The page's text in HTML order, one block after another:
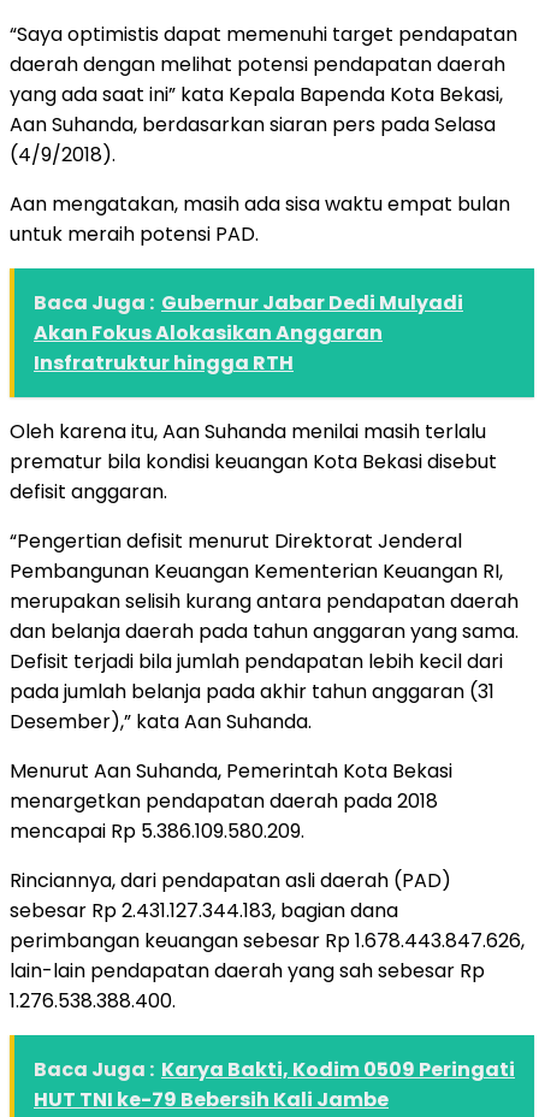
“Saya optimistis dapat memenuhi target pendapatan
daerah dengan melihat potensi pendapatan daerah
yang ada saat ini” kata Kepala Bapenda Kota Bekasi,
Aan Suhanda, berdasarkan siaran pers pada Selasa
(4/9/2018).
Aan mengatakan, masih ada sisa waktu empat bulan
untuk meraih potensi PAD.
Baca Juga : Gubernur Jabar Dedi Mulyadi
Akan Fokus Alokasikan Anggaran
Insfratruktur hingga RTH
Oleh karena itu, Aan Suhanda menilai masih terlalu
prematur bila kondisi keuangan Kota Bekasi disebut
defisit anggaran.
“Pengertian defisit menurut Direktorat Jenderal
Pembangunan Keuangan Kementerian Keuangan RI,
merupakan selisih kurang antara pendapatan daerah
dan belanja daerah pada tahun anggaran yang sama.
Defisit terjadi bila jumlah pendapatan lebih kecil dari
pada jumlah belanja pada akhir tahun anggaran (31
Desember),” kata Aan Suhanda.
Menurut Aan Suhanda, Pemerintah Kota Bekasi
menargetkan pendapatan daerah pada 2018
mencapai Rp 5.386.109.580.209.
Rinciannya, dari pendapatan asli daerah (PAD)
sebesar Rp 2.431.127.344.183, bagian dana
perimbangan keuangan sebesar Rp 1.678.443.847.626,
lain-lain pendapatan daerah yang sah sebesar Rp
1.276.538.388.400.
Baca Juga : Karya Bakti, Kodim 0509 Peringati
HUT TNI ke-79 Bebersih Kali Jambe